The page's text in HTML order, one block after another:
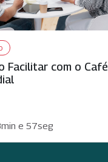
Facilitar com o Café
e 57seg